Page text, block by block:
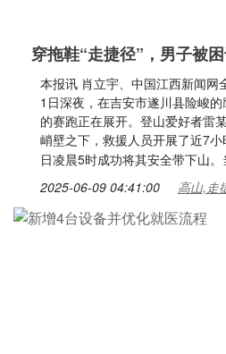
穿拖鞋“走捷径”，男子被
本报讯 肖立宇、中国江西新闻网
1日深夜，在吉安市遂川县险峻
的赛跑正在展开。登山爱好者雷
峭壁之下，救援人员开展了近7
日凌晨5时成功将其安全带下山
2025-06-09 04:41:00 高山,走